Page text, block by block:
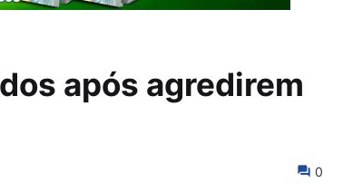
após agredirem
0